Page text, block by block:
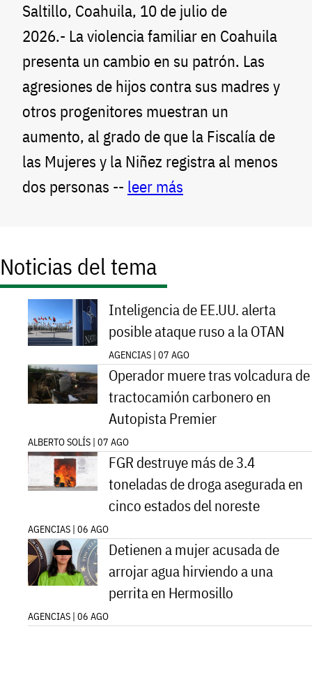
Saltillo, Coahuila, 10 de julio de
2026.- La violencia familiar en Coahuila
presenta un cambio en su patrón. Las
agresiones de hijos contra sus madres y
otros progenitores muestran un
aumento, al grado de que la Fiscalía de
las Mujeres y la Niñez registra al menos
dos personas -- leer más
Noticias del tema
Inteligencia de EE.UU. alerta
posible ataque ruso a la OTAN
AGENCIAS | 07 AGO
Operador muere tras volcadura de
tractocamión carbonero en
Autopista Premier
ALBERTO SOLÍS | 07 AGO
FGR destruye más de 3.4
toneladas de droga asegurada en
cinco estados del noreste
AGENCIAS | 06 AGO
Detienen a mujer acusada de
arrojar agua hirviendo a una
perrita en Hermosillo
AGENCIAS | 06 AGO